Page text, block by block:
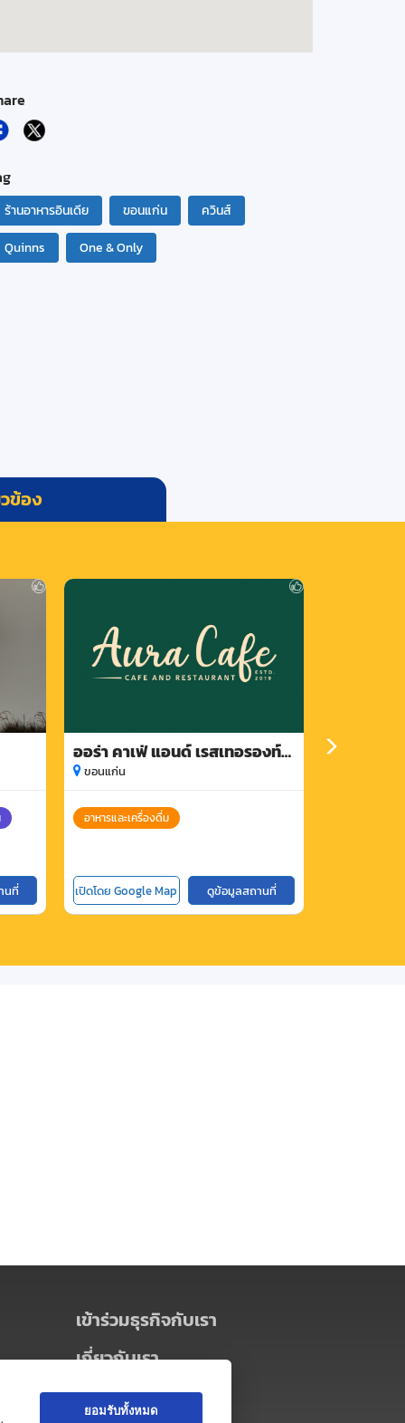
ร้านอาหารอินเดีย ขอนแก่น
ควินส์
Quinns
One & Only
ข้อง
นที่
ออร่า คาเฟ่ แอนด์ เรสเทอรองท์
ขอนแก่น
ขอนแก่น
อาหารและเครื่องดื่ม
เปิดโดย Google Map ดูข้อมูลสถานที่
มันตรา วา
เข้าร่วมธุรกิจกับเรา
เกี่ยวกับเรา
เกี่ยวกับ Thai MICE Connect
ยอมรับทั้งหมด